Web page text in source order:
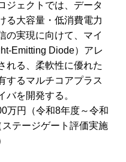
ジェクトでは、データ
る大容量・低消費電力
の実現に向けて、マイ
Emitting Diode）アレ
れる、柔軟性に優れた
するマルチコアプラス
バを開発する。
万円（令和8年度～令和
ステージゲート評価実施